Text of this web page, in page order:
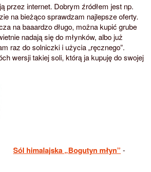
przez internet. Dobrym źródłem jest np.
na bieżąco sprawdzam najlepsze oferty.
na baaardzo długo, można kupić grube
nadają się do młynków, albo już
raz do solniczki i użycia „ręcznego”.
wersji takiej soli, którą ja kupuję do swojej
Sól himalajska „Bogutyn młyn” -